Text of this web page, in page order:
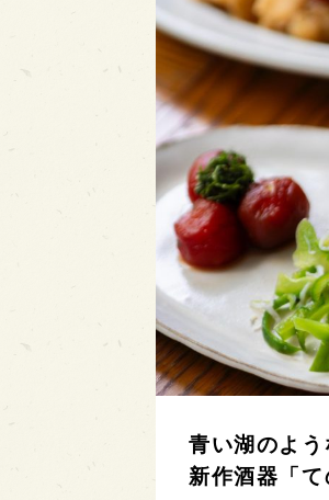
青い湖のよ
新作酒器「